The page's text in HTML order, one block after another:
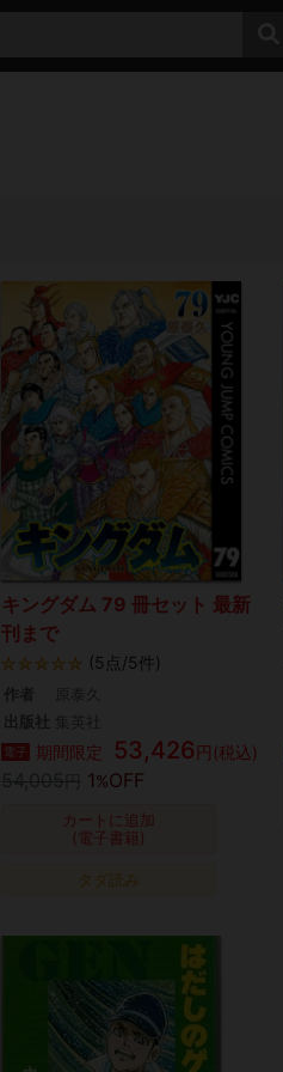
キングダム 79 冊セット 最新
刊まで
(5点/5件)
電子 期間限定 53,426 円(税込)
1%OFF
カートに追加
(電子書籍)
タダ読み